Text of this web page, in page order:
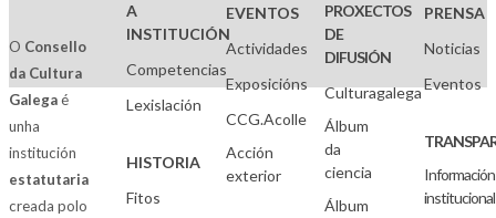
O Consello
da Cultura
Galegaé
unha
institución
estatutaria
creada polo
A
INSTITUCIÓN
Competencias
Lexislación
HISTORIA
Fitos
EVENTOS
Actividades
Exposicións
CCG.Acolle
Acción
exterior
PROXECTOS
DE
DIFUSIÓN
Culturagalega
Álbum
da
ciencia
Álbum
PRENSA
Noticias
Eventos
Información
institucional